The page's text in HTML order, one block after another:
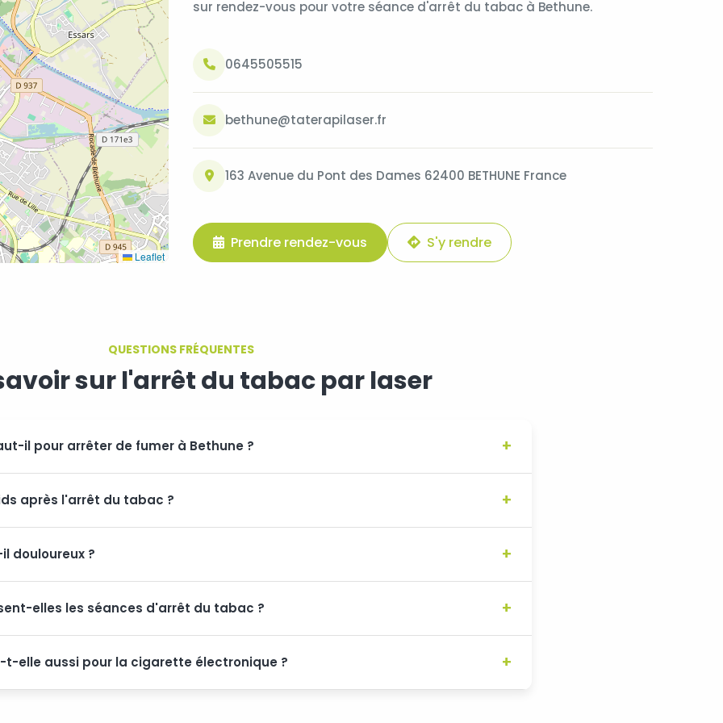
Leaflet
sur rendez-vous pour votre séance d'arrêt du tabac à Bethune.
0645505515
bethune@taterapilaser.fr
163 Avenue du Pont des Dames 62400 BETHUNE France
Prendre rendez-vous S'y rendre
QUESTIONS FRÉQUENTES
sur l'arrêt du tabac par laser
il pour arrêter de fumer à Bethune ?
après l'arrêt du tabac ?
douloureux ?
elles les séances d'arrêt du tabac ?
elle aussi pour la cigarette électronique ?